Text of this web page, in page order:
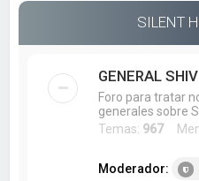
SILENT
GENERAL SHIV
Foro para tratar
generales sobre
Temas: 967
Moderador: